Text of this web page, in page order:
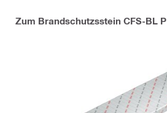
Zum Brandschutzsstein CFS-BL P